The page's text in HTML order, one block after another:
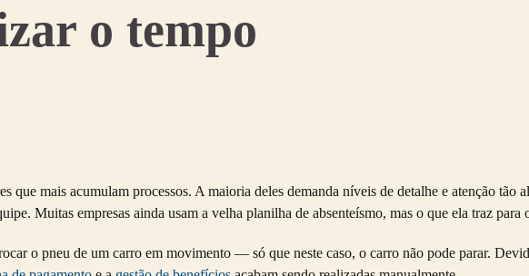
o tempo
que mais acumulam processos. A maioria deles demanda níveis de detalhe e atenção tão
Muitas empresas ainda usam a velha planilha de absenteísmo, mas o que ela traz para
o pneu de um carro em movimento — só que neste caso, o carro não pode parar.